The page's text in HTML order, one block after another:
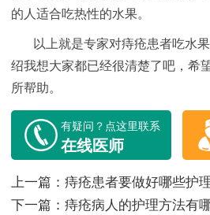
的人适合吃热性的水果。
以上就是专家对痔疮患者吃水
绍我想大家都已经很清楚了吧，希
所帮助。
有疑问？点这里联系
在线医师
上一篇： 痔疮患者要做好哪些护
下一篇： 痔疮病人的护理方法有